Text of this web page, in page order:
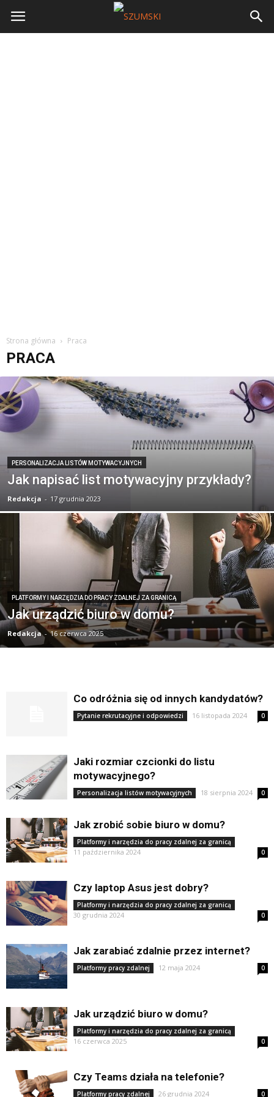
Strona główna Praca
PRACA
PERSONALIZACJA LISTÓW MOTYWACYJNYCH
Jak napisać list motywacyjny przykłady?
Redakcja - 17 grudnia 2023
PLATFORMY I NARZĘDZIA DO PRACY ZDALNEJ ZA GRANICĄ
Jak urządzić biuro w domu?
Redakcja - 16 czerwca 2025
Co odróżnia się od innych kandydatów?
Pytanie rekrutacyjne i odpowiedzi 16 listopada 2024 0
Jaki rozmiar czcionki do listu
motywacyjnego?
Personalizacja listów motywacyjnych 18 sierpnia 2024 0
Jak zrobić sobie biuro w domu?
Platformy i narzędzia do pracy zdalnej za granicą
11 października 2024 0
Czy laptop Asus jest dobry?
Platformy i narzędzia do pracy zdalnej za granicą
30 grudnia 2024 0
Jak zarabiać zdalnie przez internet?
Platformy pracy zdalnej 12 maja 2024 0
Jak urządzić biuro w domu?
Platformy i narzędzia do pracy zdalnej za granicą
16 czerwca 2025 0
Czy Teams działa na telefonie?
Platformy pracy zdalnej 26 grudnia 2024 0